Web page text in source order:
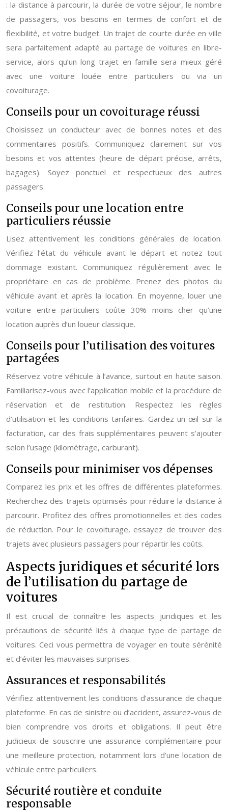
: la distance à parcourir, la durée de votre séjour, le nombre
de passagers, vos besoins en termes de confort et de
flexibilité, et votre budget. Un trajet de courte durée en ville
sera parfaitement adapté au partage de voitures en libre-
service, alors qu’un long trajet en famille sera mieux géré
avec une voiture louée entre particuliers ou via un
covoiturage.
Conseils pour un covoiturage réussi
Choisissez un conducteur avec de bonnes notes et des
commentaires positifs. Communiquez clairement sur vos
besoins et vos attentes (heure de départ précise, arrêts,
bagages). Soyez ponctuel et respectueux des autres
passagers.
Conseils pour une location entre
particuliers réussie
Lisez attentivement les conditions générales de location.
Vérifiez l’état du véhicule avant le départ et notez tout
dommage existant. Communiquez régulièrement avec le
propriétaire en cas de problème. Prenez des photos du
véhicule avant et après la location. En moyenne, louer une
voiture entre particuliers coûte 30% moins cher qu’une
location auprès d’un loueur classique.
Conseils pour l’utilisation des voitures
partagées
Réservez votre véhicule à l’avance, surtout en haute saison.
Familiarisez-vous avec l’application mobile et la procédure de
réservation et de restitution. Respectez les règles
d’utilisation et les conditions tarifaires. Gardez un œil sur la
facturation, car des frais supplémentaires peuvent s’ajouter
selon l’usage (kilométrage, carburant).
Conseils pour minimiser vos dépenses
Comparez les prix et les offres de différentes plateformes.
Recherchez des trajets optimisés pour réduire la distance à
parcourir. Profitez des offres promotionnelles et des codes
de réduction. Pour le covoiturage, essayez de trouver des
trajets avec plusieurs passagers pour répartir les coûts.
Aspects juridiques et sécurité lors
de l’utilisation du partage de
voitures
Il est crucial de connaître les aspects juridiques et les
précautions de sécurité liés à chaque type de partage de
voitures. Ceci vous permettra de voyager en toute sérénité
et d’éviter les mauvaises surprises.
Assurances et responsabilités
Vérifiez attentivement les conditions d’assurance de chaque
plateforme. En cas de sinistre ou d’accident, assurez-vous de
bien comprendre vos droits et obligations. Il peut être
judicieux de souscrire une assurance complémentaire pour
une meilleure protection, notamment lors d’une location de
véhicule entre particuliers.
Sécurité routière et conduite
responsable